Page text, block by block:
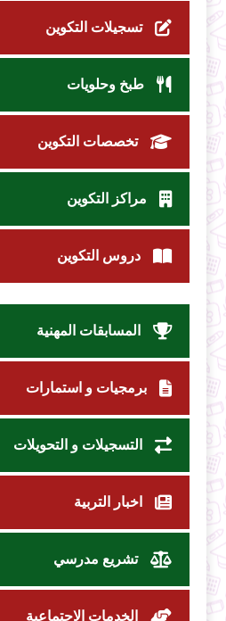
تسجيلات التكوين
طبخ وحلويات
تخصصات التكوين
مراكز التكوين
دروس التكوين
المسابقات المهنية
برمجيات و استمارات
التسجيلات و التحويلات
اخبار التربية
تشريع مدرسي
الخدمات الاجتماعية